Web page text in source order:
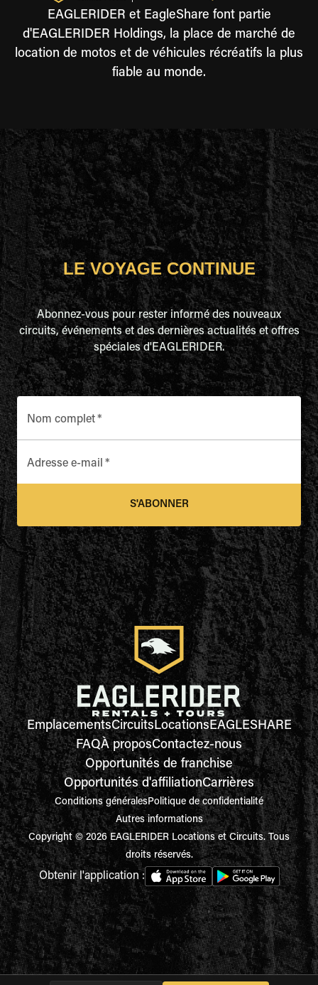
EAGLERIDER et EagleShare font partie
d'EAGLERIDER Holdings, la place de marché de
location de motos et de véhicules récréatifs la plus
fiable au monde.
LE VOYAGE CONTINUE
Abonnez-vous pour rester informé des nouveaux
circuits, événements et des dernières actualités et offres
spéciales d'EAGLERIDER.
Nom complet*
Adresse e-mail *
S'ABONNER
EmplacementsCircuitsLocationsEAGLESHARE
FAQÀ proposContactez-nous
Opportunités de franchise
Opportunités d'affiliationCarrières
Conditions généralesPolitique de confidentialité
Autres informations
Copyright © 2026 EAGLERIDER Locations et Circuits. Tous
droits réservés.
Obtenir l'application :